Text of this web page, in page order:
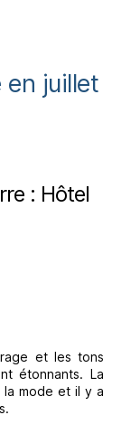
en juillet
: Hôtel
et les tons
étonnants. La
mode et il y a